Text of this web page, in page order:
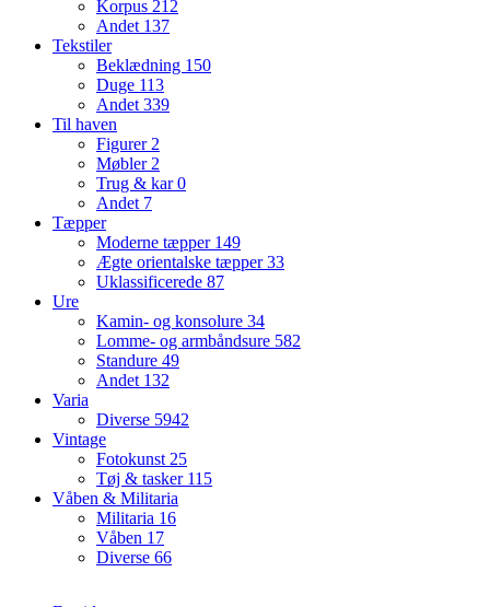
Korpus 212
Andet 137
Tekstiler
Beklædning 150
Duge 113
Andet 339
Til haven
Figurer 2
Møbler 2
Trug & kar0
Andet 7
Tæpper
Moderne tæpper 149
Ægte orientalske tæpper33
Uklassificerede 87
Ure
Kamin- og konsolure 34
Lomme- og armbåndsure 582
Standure 49
Andet 132
Varia
Diverse 5942
Vintage
Fotokunst 25
Tøj & tasker 115
Våben & Militaria
Militaria 16
Våben 17
Diverse 66